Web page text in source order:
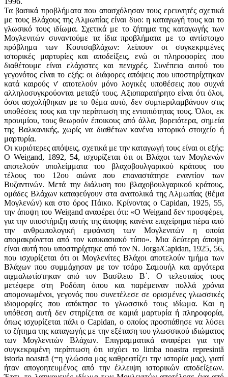
Τα βασικά προβλήματα που απασχόλησαν τους ερευνητές σχετικά
με τους Βλάχους της Αλμωπίας είναι δυο: η καταγωγή τους και το
γλωσικό τους ιδίωμα. Σχετικά με το ζήτημα της καταγωγής των
Μογλενιτών συναντούμε τα ίδια προβλήματα με το αντίστοιχο
πρόβλημα των Κουτσαβλάχων: λείπουν οι συγκεκριμένες
ιστορικές μαρτυρίες και αποδείξεις, ενώ οι πληροφορίες που
διαθέτουμε είναι ελάχιστες και πενιχρές. Συνέπεια αυτού του
γεγονότος είναι το εξής: οι διάφορες απόψεις που υποστηρίχτηκαν
κατά καιρούς ν' αποτελούν μόνο λογικές υποθέσεις που συχνά
αλληλοσυγκρούονται μεταξύ τους. Αξιοπαρατήρητο είναι ότι όλοι,
όσοι ασχολήθηκαν με το θέμα αυτό, δεν συμπεριλαμβάνουν στις
υποθέσεις τους και την περίπτωση της εντοπιότητας τους. Όλοι, εκ
προυιμίου, τους θεωρούν έποικους από άλλα, βορειότερα, σημεία
της Βαλκανικής, χωρίς να διαθέτων κανένα ιστορικό στοιχείο ή
μαρτυρία.
Οι κυριότερες απόψεις, σχετικά με την καταγωγή τους είναι οι εξής:
Ο Weigand, 1892, 54, ισχυρίζεται ότι οι Βλάχοι των Μογλενών
αποτελούν υπολείμματα του βλαχοβουλγαρικού κράτους του
τέλους του 12ου αιώνα που επαναστάτησε εναντίον των
Βυζαντινών. Μετά την διάλυση του βλαχοβουλγαρικού κράτους,
ομάδες Βλάχων καταφεύγουν στα ανατολικά της Αλμωπίας (θέμα
Μογλενών) και στο όρος Πάικο. Κρίνοντας ο Capidan, 1925, 55,
την άποψη του Weigand αναφέρει ότι: «Ο Weigand δεν προσφέρει,
για την υποστήριξη αυτής της άποψης κανένα επιχείρημα πέρα από
την ανθρωπολογική εμφάνιση των Μογλενιτών η οποία
απομακρύνεται από τον καυκασιακό τύπο». Μια δεύτερη άποψη
είναι αυτή που υποστηρίχτηκε από τον Ν. Jorga/Capidan, 1925, 56,
που ισχυρίζεται ότι οι Μογλενίτες Βλάχοι αποτελούν τμήμα των
Βλάχων που συμμάχησαν με τον τσάρο Σαμουήλ και αργότερα
αιχμαλωτίστηκαν από τον Βασίλειο Β΄. Ο τελευταίος τους
μετέφερε στη Ροδόπη όπου και παρέμειναν πολλά χρόνια
απομονωμένοι, γεγονός που συνετέλεσε σε ορισμένες γλωσσικές
ιδιομορφίες που απόκτησε το γλωσσικό τους ιδίωμα. Και η
υπόθεση αυτή δεν στηρίζεται σε καμιά μαρτυρία ή πληροφορία,
όπως ισχυρίζεται πάλι ο Capidan, ο οποίος προσπάθησε να λύσει
το ζήτημα της καταγωγής με την εξέταση του γλωσσικού ιδιώματος
των Μογλενιτών Βλάχων. Επιγραμματικά αναφέρει για την
συγκεκριμένη περίπτωση ότι ισχύει το limba noastra represintă
istoria noastră (=η γλώσσα μας καθρεφτίζει την ιστορία μας), γιατί
ήταν απογοητευμένος από την έλλειψη ιστορικών αποδείξεων.